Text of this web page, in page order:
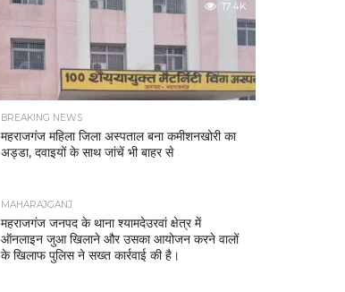
17.4K
BREAKING NEWS
महराजगंज महिला जिला अस्पताल बना कमीशनखोरी का
अड्डा, दवाइयों के साथ जांचें भी बाहर से
MAHARAJGANJ
महराजगंज जनपद के थाना श्यामदेउरवां क्षेत्र में
ऑनलाइन जुआ खिलाने और उसका आयोजन करने वालों
के खिलाफ पुलिस ने सख्त कार्रवाई की है।